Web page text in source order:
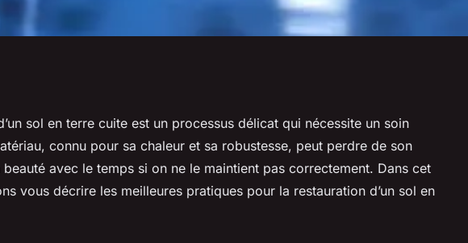
pratiques
sol en terre
sol en terre cuite est un processus délicat qui nécessite un soin
connu pour sa chaleur et sa robustesse, peut perdre de son
avec le temps si on ne le maintient pas correctement. Dans cet
vous décrire les meilleures pratiques pour la restauration d’un sol en